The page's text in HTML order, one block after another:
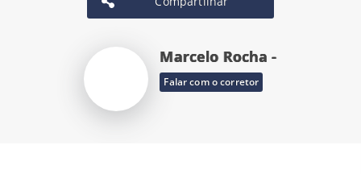
Marcelo Rocha -
Falar com o corretor